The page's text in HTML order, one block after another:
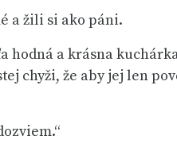
a žili si ako páni.
hodná a krásna
chyži, že aby jej len